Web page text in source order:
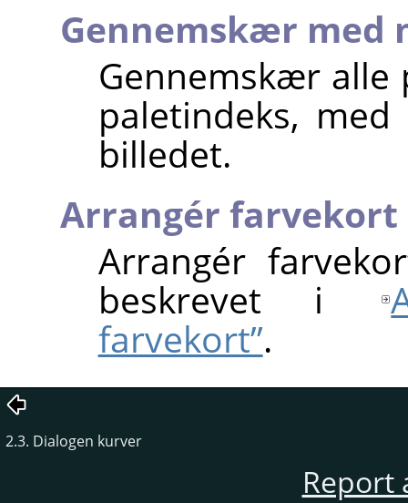
Gennemskær med
Gennemskær alle
paletindeks,
billedet.
Arrangér farvekort
Arrangér
beskrevet i
farvekort”.
2.3. Dialogen kurver
Report